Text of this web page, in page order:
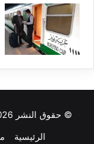
© حقوق النشر 2026، جميع الحقوق محفوظة |
الرئيسية